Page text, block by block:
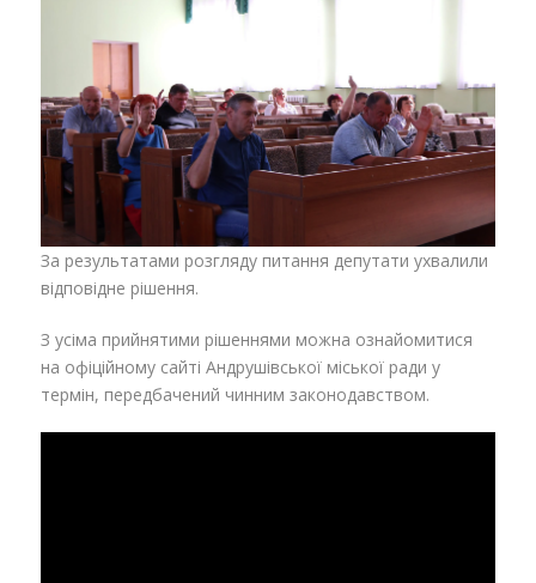
За результатами розгляду питання депутати ухвалили
відповідне рішення.
З усіма прийнятими рішеннями можна ознайомитися
на офіційному сайті Андрушівської міської ради у
термін, передбачений чинним законодавством.